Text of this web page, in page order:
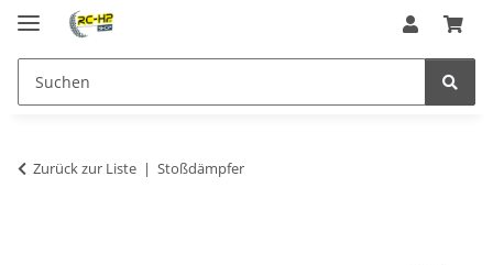
Zurück zur Liste Stoßdämpfer